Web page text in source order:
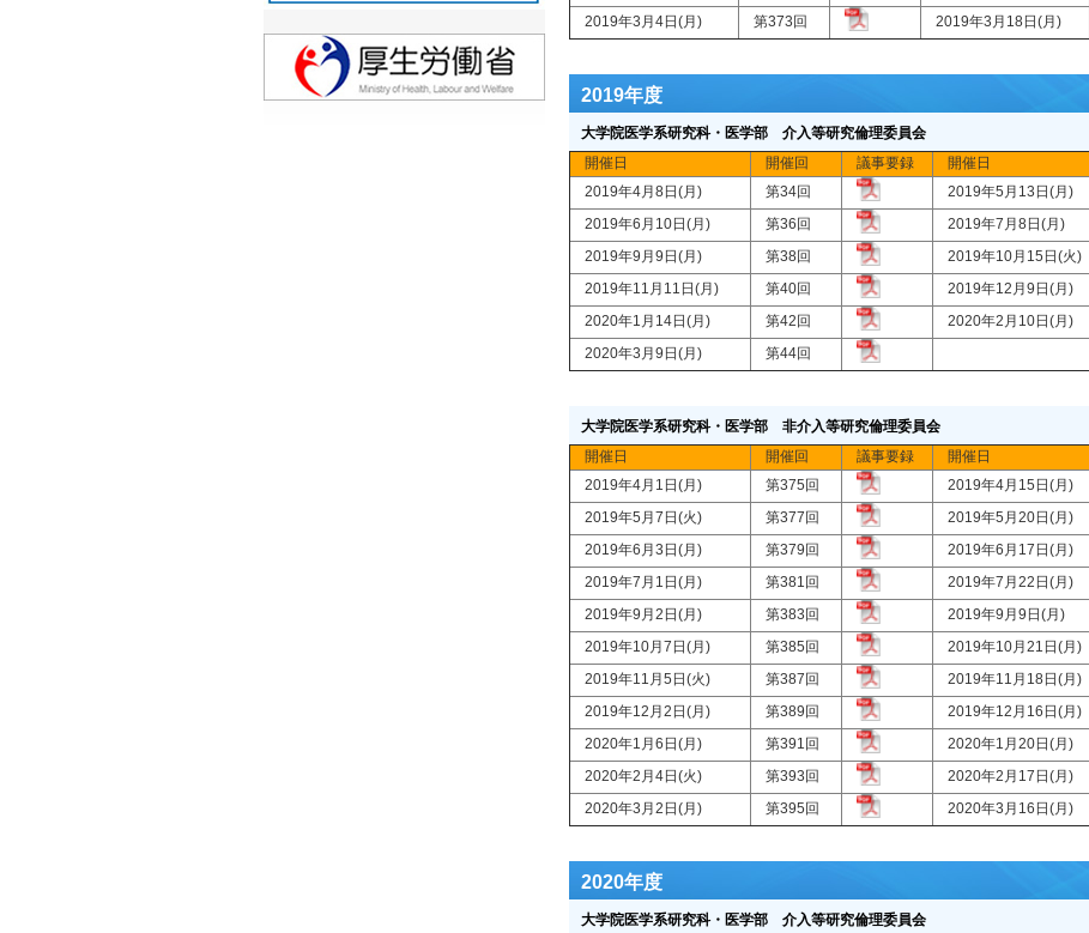
2019年3月4日(月)
第373回 2019年3月18日(月)
2019年度
大学院医学系研究科・医学部 介入等研究倫理委員会
開催日
開催回 議事要録 開催日
2019年4月8日(月)
第34回 2019年5月13日(月)
2019年6月10日(月)
第36回 2019年7月8日(月)
2019年9月9日(月)
第38回 2019年10月15日(火)
2019年11月11日(月)
第40回 2019年12月9日(月)
2020年1月14日(月)
第42回 2020年2月10日(月)
2020年3月9日(月)
第44回
大学院医学系研究科・医学部 非介入等研究倫理委員会
開催日
開催回 議事要録 開催日
2019年4月1日(月)
第375回 2019年4月15日(月)
2019年5月7日(火)
第377回 2019年5月20日(月)
2019年6月3日(月)
第379回 2019年6月17日(月)
2019年7月1日(月)
第381回 2019年7月22日(月)
2019年9月2日(月)
第383回 2019年9月9日(月)
2019年10月7日(月)
第385回 2019年10月21日(月)
2019年11月5日(火)
第387回 2019年11月18日(月)
2019年12月2日(月)
第389回 2019年12月16日(月)
2020年1月6日(月)
第391回 2020年1月20日(月)
2020年2月4日(火)
第393回 2020年2月17日(月)
2020年3月2日(月)
第395回 2020年3月16日(月)
2020年度
大学院医学系研究科・医学部 介入等研究倫理委員会